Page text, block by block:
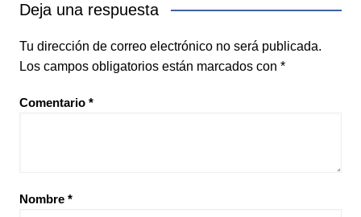
Deja una respuesta
Tu dirección de correo electrónico no será publicada.
Los campos obligatorios están marcados con *
Comentario *
Nombre *